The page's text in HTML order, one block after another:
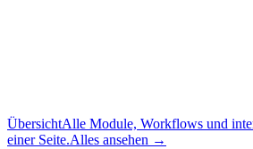
ÜbersichtAlle Module, Workflows und
einer Seite.Alles ansehen →